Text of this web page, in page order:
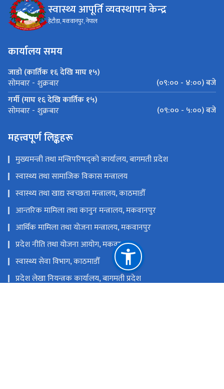
स्वास्थ्य आपूर्ति व्यवस्थापन केन्द्र
हेटौडा, मकवानपुर, नेपाल
कार्यालय समय
जाडो (कार्तिक १६ देखि माघ १५)
सोमबार - शुक्रबार
(०९:०० - ४:००) बजे
गर्मी (माघ १६ देखि कार्तिक १५)
सोमबार - शुक्रबार (०९:०० - ५:००) बजे
महत्त्वपूर्ण लिङ्कहरू
मुख्यमन्त्री तथा मन्त्रिपरिषद्को कार्यालय, बागमती प्रदेश
स्वास्थ्य तथा सामाजिक विकास मन्त्रालय
स्वास्थ्य तथा खाद्य स्वच्छता मन्त्रालय, काठमाडौँ
आन्तरिक मामिला तथा कानुन मन्त्रालय, मकवानपुर
आर्थिक मामिला तथा योजना मन्त्रालय, मकवानपुर
प्रदेश नीति तथा योजना आयोग, मकवानपुर
स्वास्थ्य सेवा विभाग, काठमाडौँ
प्रदेश लेखा नियन्त्रक कार्यालय, बागमती प्रदेश